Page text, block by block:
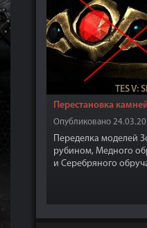
TES V:
Перестановка
Опубликовано
Переделка моделей
рубином, Медного
и Серебряного